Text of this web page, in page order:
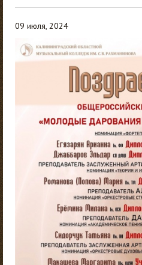
09 июля, 2024